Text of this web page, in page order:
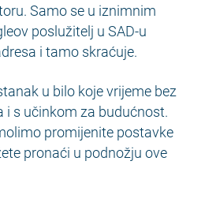
Samo se u iznimnim
poslužitelj u SAD-u
i tamo skraćuje.
u bilo koje vrijeme bez
i s učinkom za budućnost.
promijenite postavke
pronaći u podnožju ove